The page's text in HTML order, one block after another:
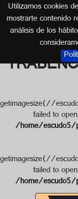
Utilizamos cookies
mostrarte contenido
análisis de los
getimagesize(//
failed to
/home/escudo5/
getimagesize(//
failed to
/home/escudo5/